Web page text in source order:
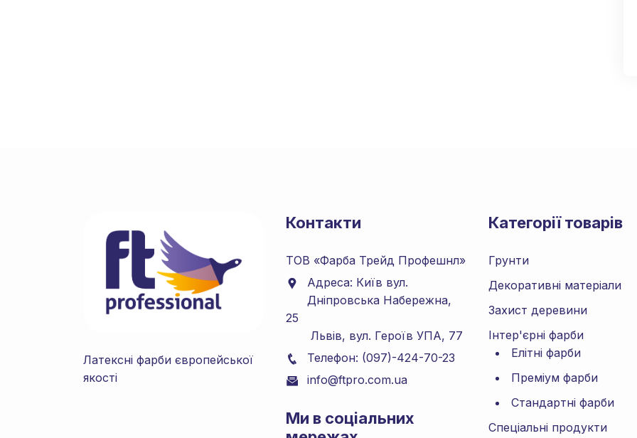
Латексні фарби європейської
якості
Контакти
ТОВ «Фарба Трейд Профешнл»
Адреса: Київ вул.
Дніпровська Набережна,
25
Львів, вул. Героїв УПА, 77
Телефон: (097)-424-70-23
info@ftpro.com.ua
Mи в соціальних
Категорії товарів
Грунти
Декоративні матеріали
Захист деревини
Інтер'єрні фарби
Елітні фарби
Преміум фарби
Стандартні фарби
Спеціальні продукти